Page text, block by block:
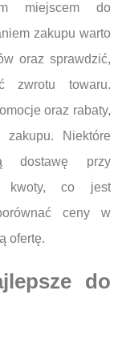
miejscem do
zakupu warto
oraz sprawdzić,
zwrotu towaru.
oraz rabaty,
Niektóre
dostawę przy
kwoty, co jest
ceny w
ofertę.
do